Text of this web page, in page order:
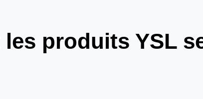
produits YSL